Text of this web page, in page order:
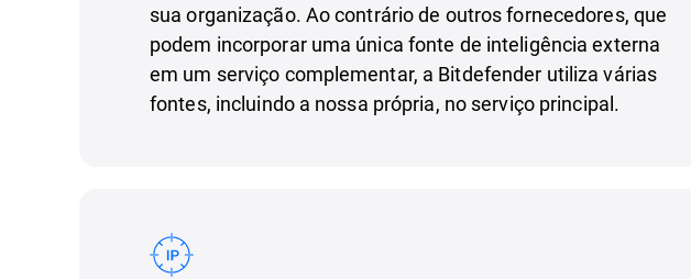
sua organização. Ao contrário de outros fornecedores, que
podem incorporar uma única fonte de inteligência externa
em um serviço complementar, a Bitdefender utiliza várias
fontes, incluindo a nossa própria, no serviço principal.